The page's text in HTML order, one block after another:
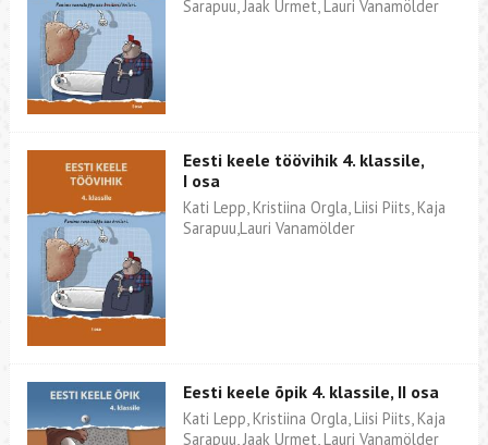
Sarapuu, Jaak Urmet, Lauri Vanamölder
Eesti keele töövihik 4. klassile,
I osa
Kati Lepp, Kristiina Orgla, Liisi Piits, Kaja
Sarapuu,Lauri Vanamölder
Eesti keele õpik 4. klassile, II osa
Kati Lepp, Kristiina Orgla, Liisi Piits, Kaja
Sarapuu, Jaak Urmet, Lauri Vanamölder